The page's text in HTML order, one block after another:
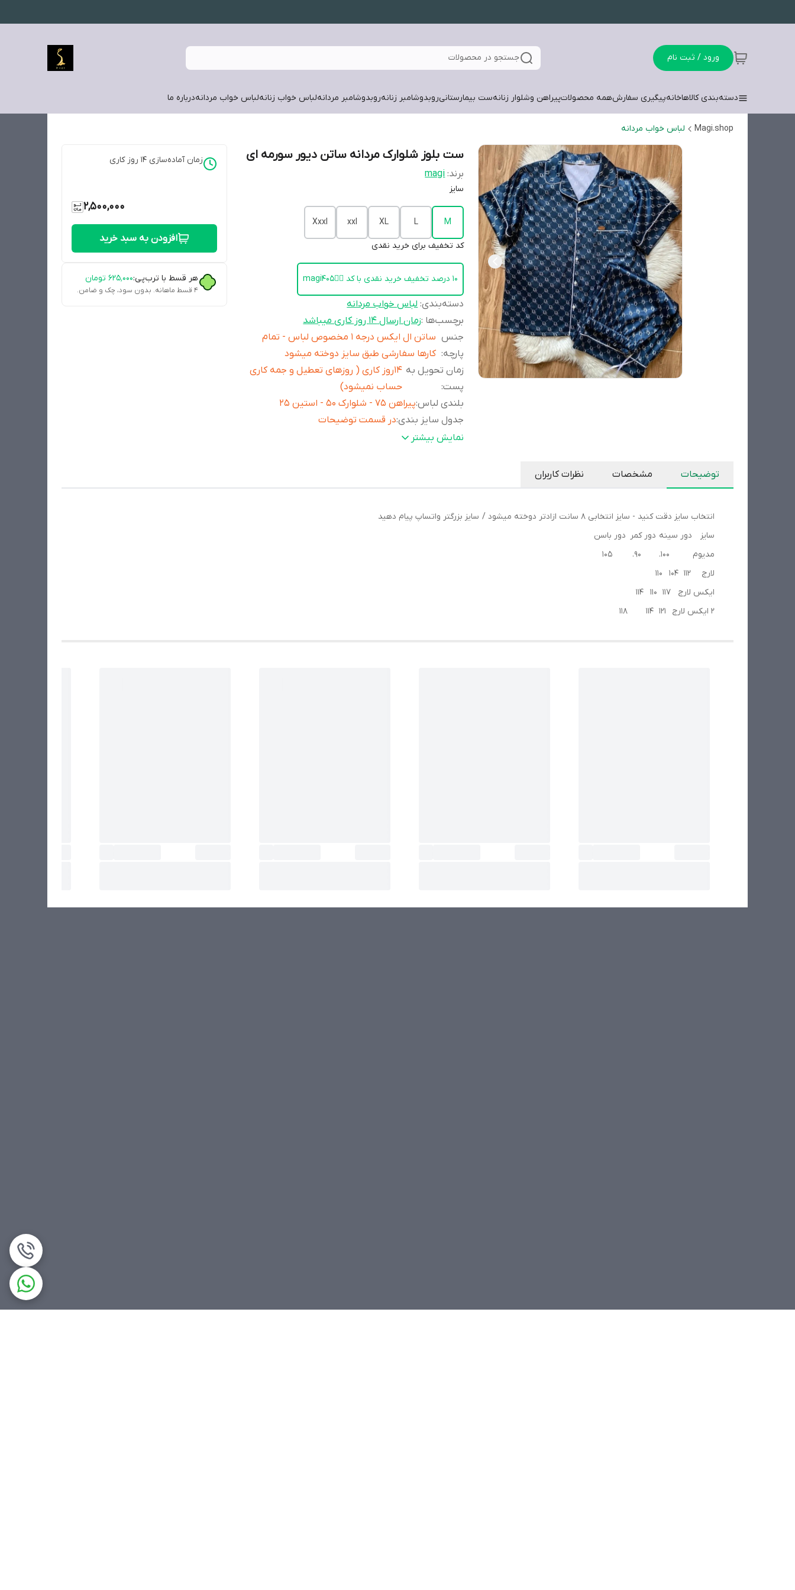
ورود / ثبت نام جستجو در محصولات
دسته‌بندی کالاهاخانهپیگیری سفارشهمه محصولاتپیراهن وشلوار زنانهست بیمارستانیروبدوشامبر زنانهروبدوشامبر مردانهلباس خواب زنانهلباس خواب مردانهدرباره ما
Magi.shop لباس خواب مردانه
ست بلوز شلوارک مردانه ساتن دیور سورمه ای
برند: magi
سایز
M
L
XL
xxl
Xxxl
کد تخفیف برای خرید نقدی
۱۰ درصد تخفیف خرید نقدی با کد 👈🏻magi405
دسته‌بندی:لباس خواب مردانه
برچسب‌ها :زمان ارسال ۱۴ روز کاری میباشد
جنس
پارچه:
ساتن ال ایکس درجه 1 مخصوص لباس - تمام
کارها سفارشی طبق سایز دوخته میشود
زمان تحویل به
پست:
۱۴روز کاری ( روزهای تعطیل و جمه کاری
حساب نمیشود)
بلندی لباس:پیراهن 75 - شلوارک 50 - استین 25
جدول سایز بندی:در قسمت توضیحات
تغییرات :در صورت تغییرات واتساپ یا پیج اینستا پیامنمایش بیشتر
زمان آماده‌سازی 14 روز کاری
2,500,000
افزودن به سبد خرید
هر قسط با ترب‌پی:۶۲۵٬۰۰۰ تومان
۴ قسط ماهانه. بدون سود، چک و ضامن.
توضیحات مشخصات نظرات کاربران
انتخاب سایز دقت کنید - سایز انتخابی ۸ سانت ازادتر دوخته میشود / سایز بزرگتر واتساپ پیام دهید
سایز دور سینه دور کمر دور باسن
مدیوم ۱۰۰. ۹۰. ۱۰۵
لارج 112 104 110
ایکس لارج 117 110 114
2 ایکس لارج 121 114 118